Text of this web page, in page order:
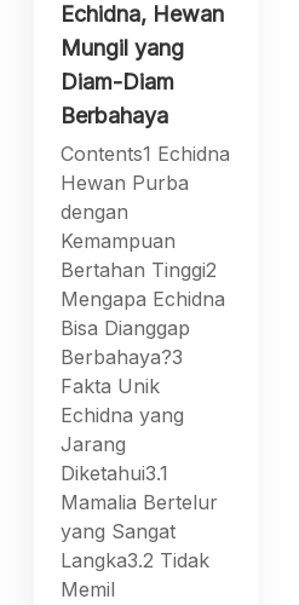
Echidna, Hewan
Mungil yang
Diam-Diam
Berbahaya
Contents1 Echidna
Hewan Purba
dengan
Kemampuan
Bertahan Tinggi2
Mengapa Echidna
Bisa Dianggap
Berbahaya?3
Fakta Unik
Echidna yang
Jarang
Diketahui3.1
Mamalia Bertelur
yang Sangat
Langka3.2 Tidak
Memil